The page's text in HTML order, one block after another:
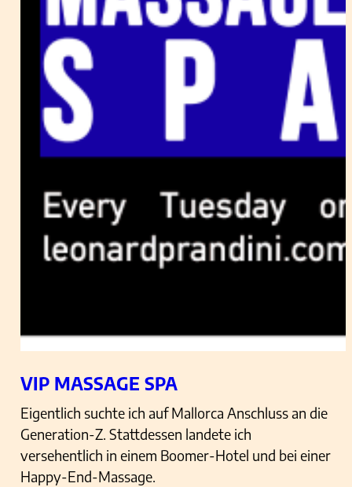
VIP MASSAGE SPA
Eigentlich suchte ich auf Mallorca Anschluss an die
Generation-Z. Stattdessen landete ich
versehentlich in einem Boomer-Hotel und bei einer
Happy-End-Massage.